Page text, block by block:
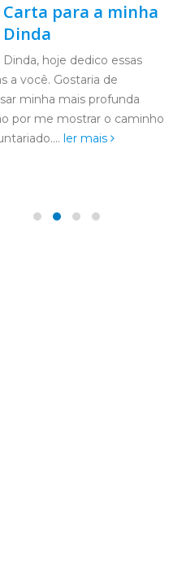
Equidade: a justiça
que difere o que é
correto, do que é
palavra que expressa
força, e em um sentido
representa uma justiça